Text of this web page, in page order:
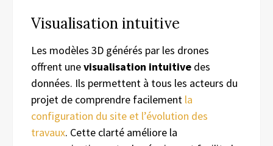
Visualisation intuitive
Les modèles 3D générés par les drones
offrent unevisualisation intuitive des
données. Ils permettent à tous les acteurs du
projet de comprendre facilement la
configuration du site et l’évolution des
travaux. Cette clarté améliore la